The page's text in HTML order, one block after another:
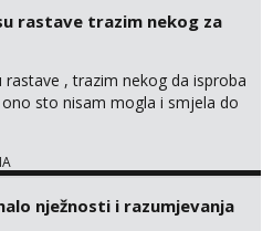
rastave trazim nekog za
rastave , trazim nekog da isproba
sto nisam mogla i smjela do
nježnosti i razumjevanja